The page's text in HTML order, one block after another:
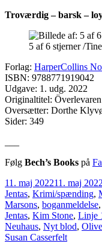
Troværdig – barsk –
5 af 6 stjerner /Tine
Forlag: HarperCollins
ISBN: 9788771919042
Udgave: 1. udg. 2022
Originaltitel: Överlevaren
Oversætter: Dorthe
Sider: 349
Følg Bech’s Books på
11. maj 202211. maj 2022
Jentas, Krimi/spænding,
Marsons, boganmeldelse,
Jentas, Kim Stone, Linje
Neuhaus, Nyt blod,
Susan Casserfelt